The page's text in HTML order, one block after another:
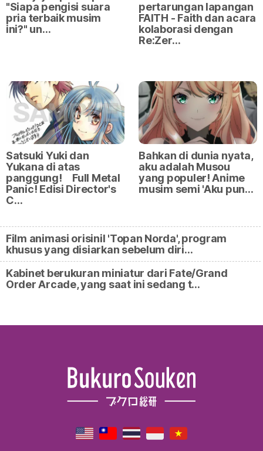
"Siapa pengisi suara
pria terbaik musim
ini?" un…
pertarungan lapangan
FAITH - Faith dan acara
kolaborasi dengan
Re:Zer…
Satsuki Yuki dan
Yukana di atas
panggung! Full Metal
Panic! Edisi Director's
C…
Bahkan di dunia nyata,
aku adalah Musou
yang populer! Anime
musim semi 'Aku pun…
Film animasi orisinil 'Topan Norda', program
khusus yang disiarkan sebelum diri…
Kabinet berukuran miniatur dari Fate/Grand
Order Arcade, yang saat ini sedang t…